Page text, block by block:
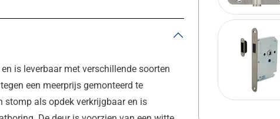
is leverbaar met verschillende soorten
een meerprijs gemonteerd te
stomp als opdek verkrijgbaar en is